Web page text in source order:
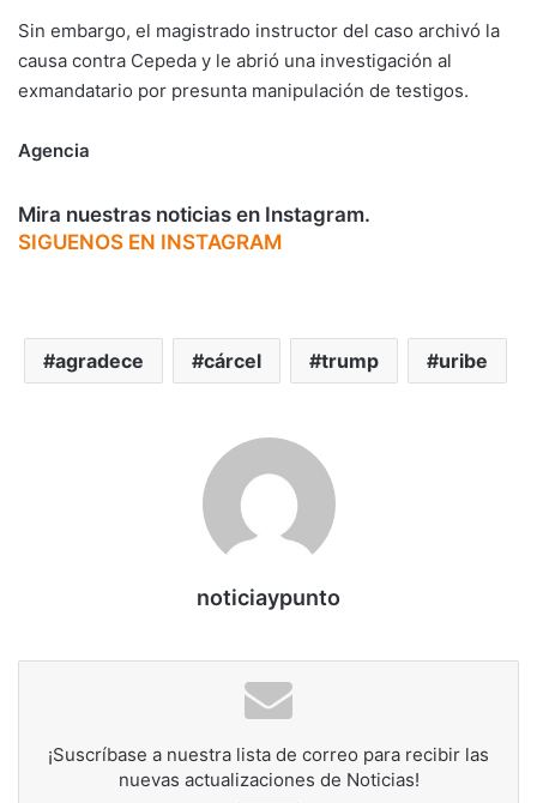
Sin embargo, el magistrado instructor del caso archivó la
causa contra Cepeda y le abrió una investigación al
exmandatario por presunta manipulación de testigos.
Agencia
Mira nuestras noticias en Instagram.
SIGUENOS EN INSTAGRAM
agradece cárcel trump uribe
noticiaypunto
¡Suscríbase a nuestra lista de correo para recibir las
nuevas actualizaciones de Noticias!